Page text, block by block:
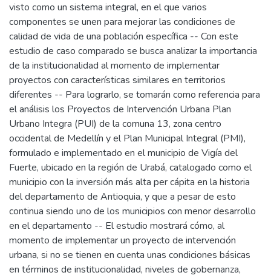
visto como un sistema integral, en el que varios
componentes se unen para mejorar las condiciones de
calidad de vida de una población específica -- Con este
estudio de caso comparado se busca analizar la importancia
de la institucionalidad al momento de implementar
proyectos con características similares en territorios
diferentes -- Para lograrlo, se tomarán como referencia para
el análisis los Proyectos de Intervención Urbana Plan
Urbano Integra (PUI) de la comuna 13, zona centro
occidental de Medellín y el Plan Municipal Integral (PMI),
formulado e implementado en el municipio de Vigía del
Fuerte, ubicado en la región de Urabá, catalogado como el
municipio con la inversión más alta per cápita en la historia
del departamento de Antioquia, y que a pesar de esto
continua siendo uno de los municipios con menor desarrollo
en el departamento -- El estudio mostrará cómo, al
momento de implementar un proyecto de intervención
urbana, si no se tienen en cuenta unas condiciones básicas
en términos de institucionalidad, niveles de gobernanza,